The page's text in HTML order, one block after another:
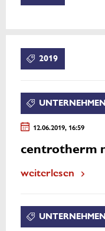
2019
UNTERNEHMEN
12.06.2019, 16:59
centrotherm
weiterlesen
UNTERNEHMEN